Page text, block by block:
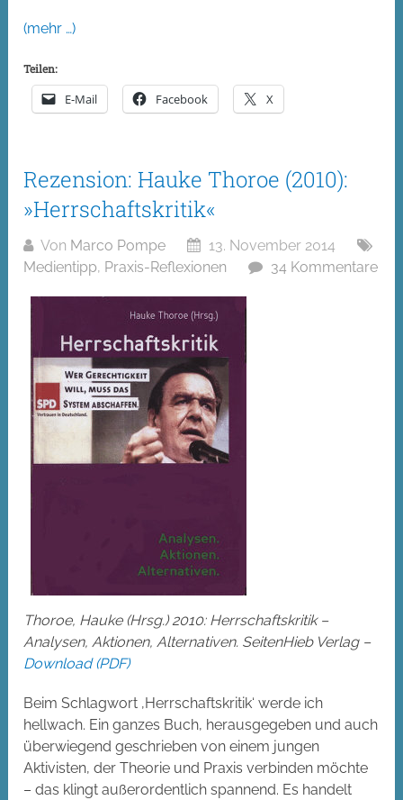
(mehr …)
Teilen:
E-Mail Facebook X
Rezension: Hauke Thoroe (2010):
»Herrschaftskritik«
Von Marco Pompe
13. November 2014
Medientipp, Praxis-Reflexionen 34 Kommentare
Thoroe, Hauke (Hrsg.) 2010: Herrschaftskritik –
Analysen, Aktionen, Alternativen. SeitenHieb Verlag –
Download (PDF)
Beim Schlagwort ‚Herrschaftskritik‘ werde ich
hellwach. Ein ganzes Buch, herausgegeben und auch
überwiegend geschrieben von einem jungen
Aktivisten, der Theorie und Praxis verbinden möchte
– das klingt außerordentlich spannend. Es handelt